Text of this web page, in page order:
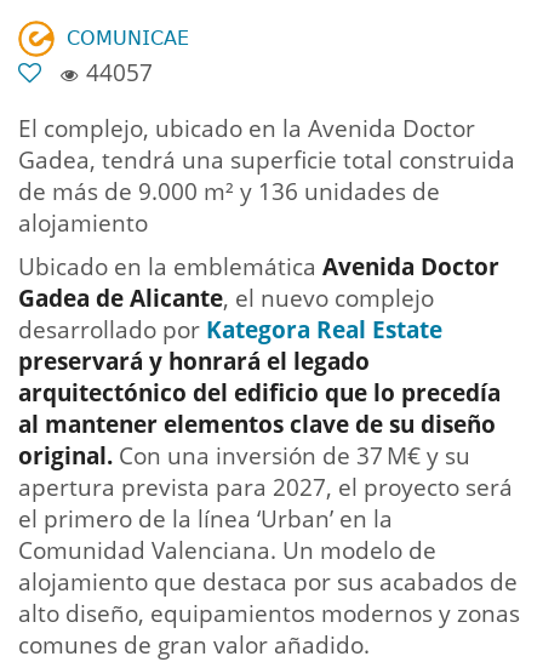
𝖢𝖮𝖬𝖴𝖭𝖨𝖢𝖠𝖤
44057
El complejo, ubicado en la Avenida Doctor
Gadea, tendrá una superficie total construida
de más de 9.000 m² y 136 unidades de
alojamiento
Ubicado en la emblemática Avenida Doctor
Gadea de Alicante, el nuevo complejo
desarrollado por Kategora Real Estate
preservará y honrará el legado
arquitectónico del edificio que lo precedía
al mantener elementos clave de su diseño
original. Con una inversión de 37 M€ y su
apertura prevista para 2027, el proyecto será
el primero de la línea ‘Urban’ en la
Comunidad Valenciana. Un modelo de
alojamiento que destaca por sus acabados de
alto diseño, equipamientos modernos y zonas
comunes de gran valor añadido.